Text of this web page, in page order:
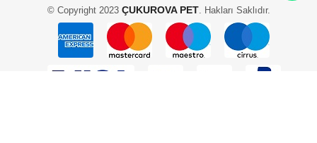
© Copyright 2023ÇUKUROVA PET. Hakları Saklıdır.